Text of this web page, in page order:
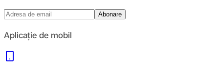
Abonare
Aplicație de mobil